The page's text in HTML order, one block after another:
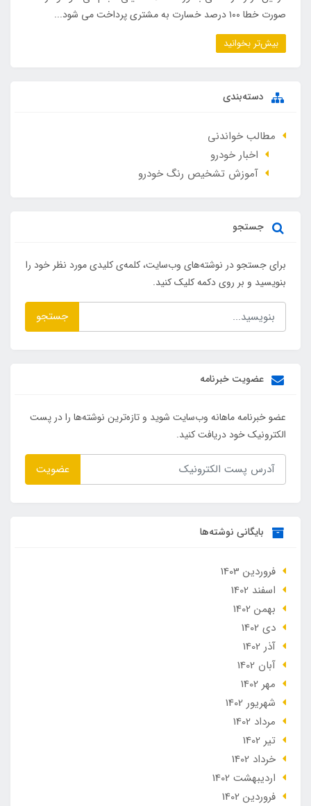
صورت خطا ۱۰۰ درصد خسارت به مشتری پرداخت می شود...
بیش‌تر بخوانید
دسته‌بندی
مطالب خواندنی
اخبار خودرو
آموزش تشخیص رنگ خودرو
جستجو
برای جستجو در نوشته‌های وب‌سایت، کلمه‌ی کلیدی مورد نظر خود را
بنویسید و بر روی دکمه کلیک کنید.
جستجو
عضویت خبرنامه
عضو خبرنامه ماهانه وب‌سایت شوید و تازه‌ترین نوشته‌ها را در پست
الکترونیک خود دریافت کنید.
عضویت
بایگانی نوشته‌ها
فروردین 1403
اسفند 1402
بهمن 1402
دی 1402
آذر 1402
آبان 1402
مهر 1402
شهریور 1402
مرداد 1402
تير 1402
خرداد 1402
ارديبهشت 1402
فروردین 1402